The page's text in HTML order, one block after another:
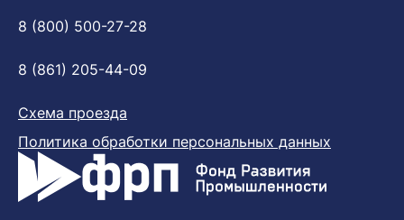
8 (800) 500-27-28
8 (861) 205-44-09
Схема проезда
Политика обработки персональных данных